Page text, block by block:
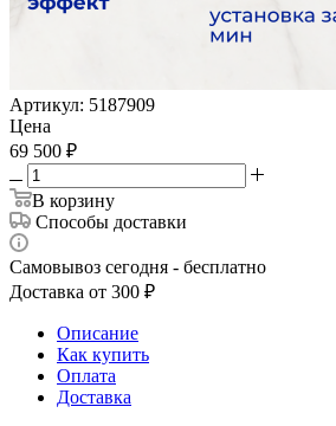
Артикул: 5187909
Цена
69 500 ₽
В корзину
Способы доставки
Самовывоз сегодня - бесплатно
Доставка от 300 ₽
Описание
Как купить
Оплата
Доставка